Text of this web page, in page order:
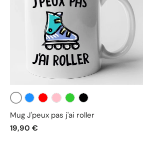
Blanc
Mug J'peux pas j'ai roller
19,90 €